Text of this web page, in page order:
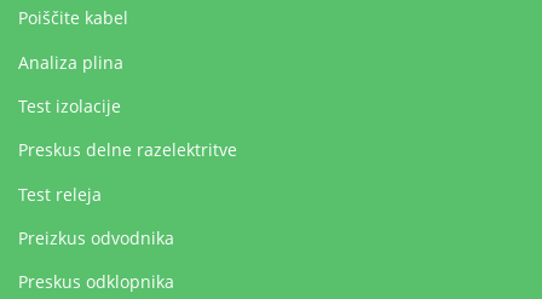
Poiščite kabel
Analiza plina
Test izolacije
Preskus delne razelektritve
Test releja
Preizkus odvodnika
Preskus odklopnika